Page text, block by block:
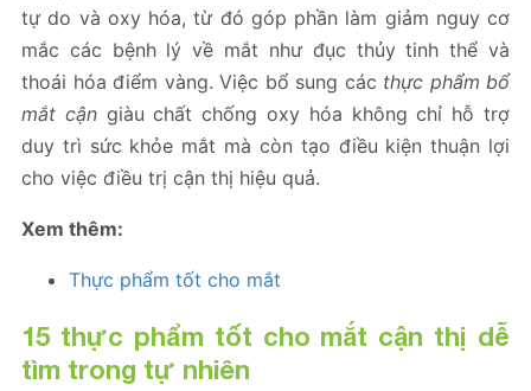
tự do và oxy hóa, từ đó góp phần làm giảm nguy cơ
mắc các bệnh lý về mắt như đục thủy tinh thể và
thoái hóa điểm vàng. Việc bổ sung các thực phẩm bổ
mắt cậngiàu chất chống oxy hóa không chỉ hỗ trợ
duy trì sức khỏe mắt mà còn tạo điều kiện thuận lợi
cho việc điều trị cận thị hiệu quả.
Xem thêm:
Thực phẩm tốt cho mắt
15 thực phẩm tốt cho mắt cận thị dễ
tìm trong tự nhiên